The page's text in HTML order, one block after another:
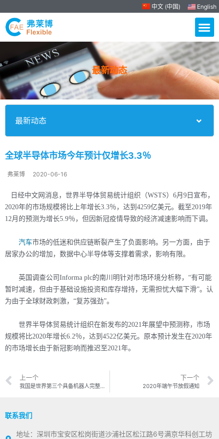
中文 (中国) English
最新动态
全球半导体市场今年预计仅增长3.3％
弗莱博 2020-06-16
日经中文网消息，世界半导体贸易统计组织（WSTS）6月9日宣布，
2020年的市场规模将比上年增长3.3％，达到4259亿美元。截至2019年
12月的预测为增长5.9％，但因新冠疫情导致的经济减速影响而下调。
汽车市场的低迷和供应链断裂产生了负面影响。另一方面，由于
居家办公的增加，数据中心半导体等支撑着需求，影响有限。
英国调查公司Informa plc的南川明针对市场环境分析称，“有可能
暂时减速，但由于基础设施投资和库存增持，无需担忧大幅下滑”。认
为由于全球财政刺激，“复苏强劲”。
世界半导体贸易统计组织在新发布的2021年展望中预测称，市场
规模将比2020年增长6.2％，达到4522亿美元。原本预计发生在2020年
的市场增长由于新冠影响而推迟至2021年。
上一个
我国是世界第三个具备机器人完整产业链的国家
下一个
2020年端午节放假通知
最新动态
联系我们
地址：深圳市宝安区松岗街道沙浦社区松江路6号满京华科创工坊